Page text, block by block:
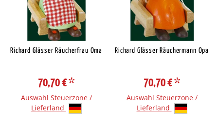
Richard Glässer Räucherfrau Oma
70,70 €*
Auswahl Steuerzone /
Lieferland
Richard Glässer Räuchermann Opa
70,70 €*
Auswahl Steuerzone /
Lieferland